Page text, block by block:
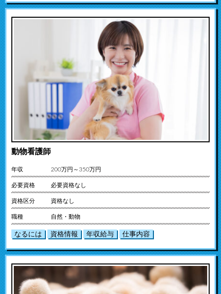
動物看護師
年収 200万円～350万円
必要資格 必要資格なし
資格区分 資格なし
職種 自然・動物
なるには 資格情報 年収給与 仕事内容